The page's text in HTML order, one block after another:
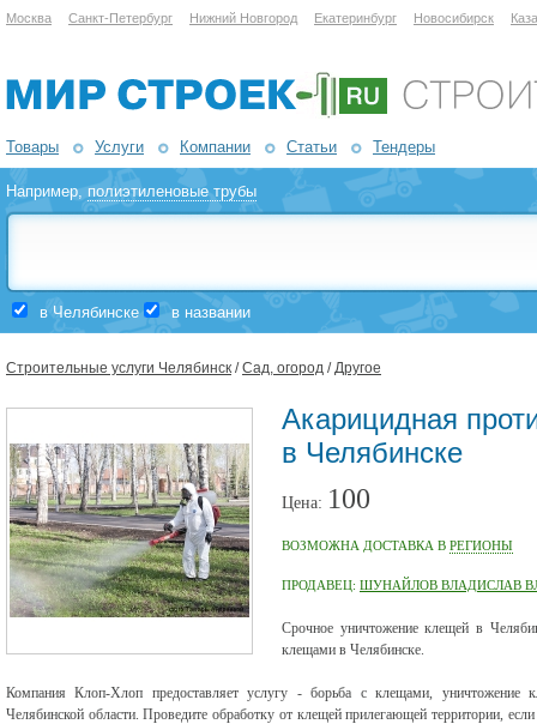
Москва Санкт-Петербург Нижний Новгород Екатеринбург Новосибирск
Товары Услуги Компании Статьи Тендеры
Например,полиэтиленовые трубы
в Челябинске в названии
Строительные услуги Челябинск /Сад, огород /Другое
Акарицидная
в Челябинске
Цена: 100
ВОЗМОЖНА ДОСТАВКА В РЕГИОНЫ
ПРОДАВЕЦ: ШУНАЙЛОВ ВЛАДИСЛАВ
Срочное уничтожение клещей в
клещами в Челябинске.
Компания Клоп-Хлоп предоставляет услугу - борьба с клещами, уничтожение
Челябинской области. Проведите обработку от клещей прилегающей территории,